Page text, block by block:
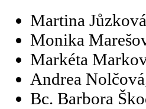
Martina Jůzková
Monika
Markéta
Andrea
Bc. Barbora